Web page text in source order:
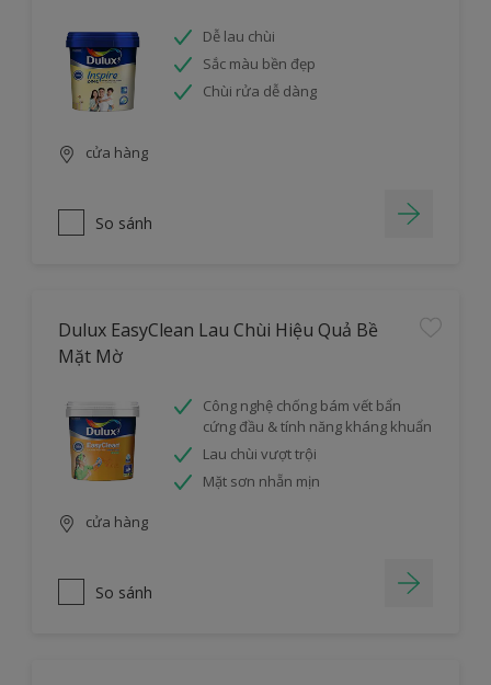
Dễ lau chùi
Sắc màu bền đẹp
Chùi rửa dễ dàng
cửa hàng
So sánh
Dulux EasyClean Lau Chùi Hiệu Quả Bề
Mặt Mờ
Công nghệ chống bám vết bẩn
cứng đầu & tính năng kháng khuẩn
Lau chùi vượt trội
Mặt sơn nhẵn mịn
cửa hàng
So sánh